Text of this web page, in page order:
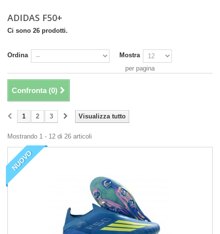
ADIDAS F50+
Ci sono 26 prodotti.
Ordina
Mostra
per pagina
Confronta (0)
Visualizza tutto
1 2 3
Mostrando 1 - 12 di 26 articoli
NUOVO